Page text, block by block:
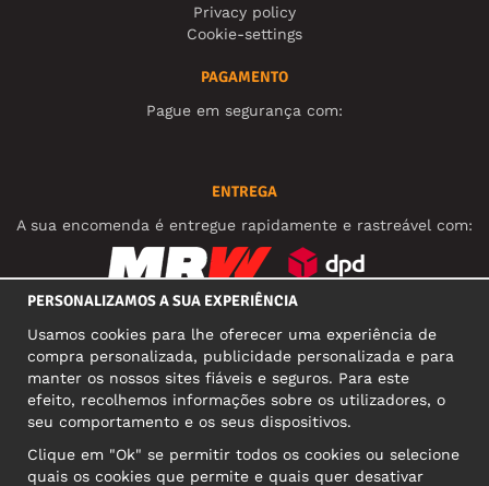
Privacy policy
Cookie-settings
PAGAMENTO
Pague em segurança com:
ENTREGA
A sua encomenda é entregue rapidamente e rastreável com:
MORADA COMERCIAL
Narva mnt 5, EE-10117 Tallinn
PERSONALIZAMOS A SUA EXPERIÊNCIA
Usamos cookies para lhe oferecer uma experiência de
compra personalizada, publicidade personalizada e para
manter os nossos sites fiáveis e seguros. Para este
efeito, recolhemos informações sobre os utilizadores, o
seu comportamento e os seus dispositivos.
Clique em "Ok" se permitir todos os cookies ou selecione
quais os cookies que permite e quais quer desativar